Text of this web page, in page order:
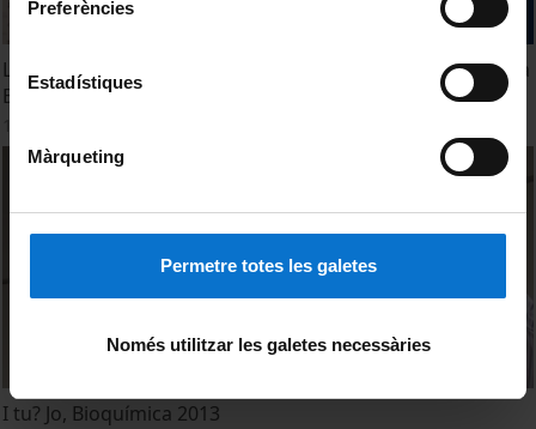
Preferències
Estadístiques
Màrqueting
Permetre totes les galetes
Només utilitzar les galetes necessàries
Lliurament dels Premis UB 2014 - Ferran Adrià amb Gallina
Blanca
I tu? Jo, Bioquímica 2013